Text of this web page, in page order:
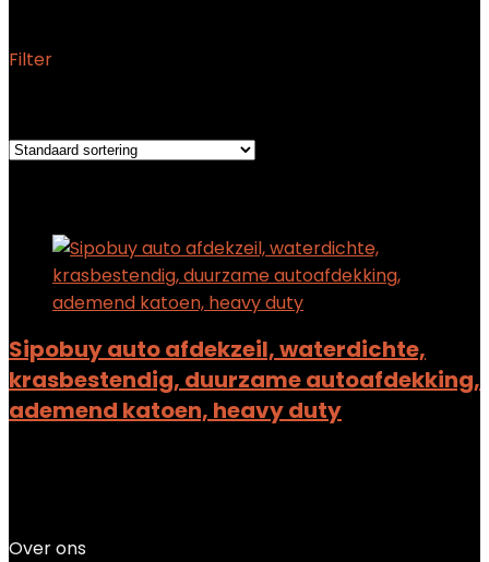
Filter
Sipobuy auto afdekzeil, waterdichte,
krasbestendig, duurzame autoafdekking,
ademend katoen, heavy duty
Over ons